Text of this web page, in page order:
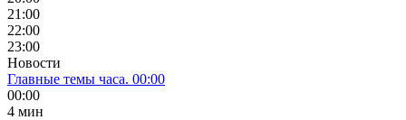
21:00
22:00
23:00
Новости
Главные темы часа. 00:00
00:00
4 мин